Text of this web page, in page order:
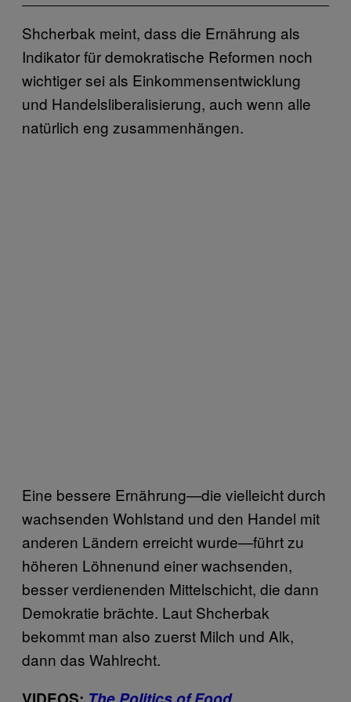
Shcherbak meint, dass die Ernährung als
Indikator für demokratische Reformen noch
wichtiger sei als Einkommensentwicklung
und Handelsliberalisierung, auch wenn alle
natürlich eng zusammenhängen.
Eine bessere Ernährung—die vielleicht durch
wachsenden Wohlstand und den Handel mit
anderen Ländern erreicht wurde—führt zu
höheren Löhnenund einer wachsenden,
besser verdienenden Mittelschicht, die dann
Demokratie brächte. Laut Shcherbak
bekommt man also zuerst Milch und Alk,
dann das Wahlrecht.